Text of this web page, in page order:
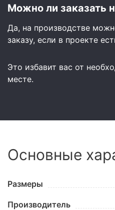
Можно ли заказать
Да, на производстве
заказу, если в проекте
Это избавит вас от
месте.
Основные
Размеры
Производитель